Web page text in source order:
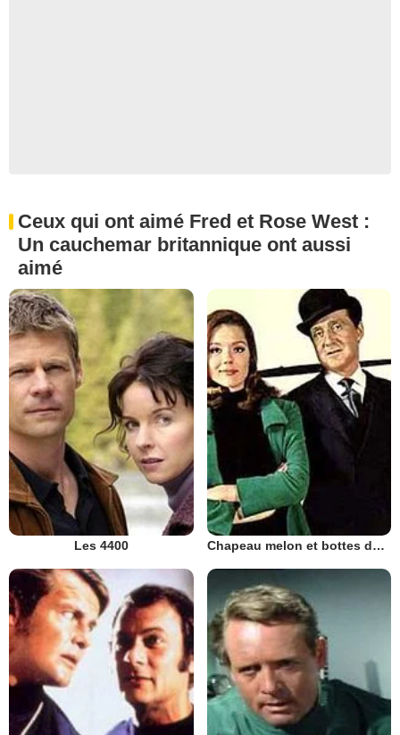
Ceux qui ont aimé Fred et Rose West :
Un cauchemar britannique ont aussi
aimé
Les 4400 Chapeau melon et bottes de cuir - 1961